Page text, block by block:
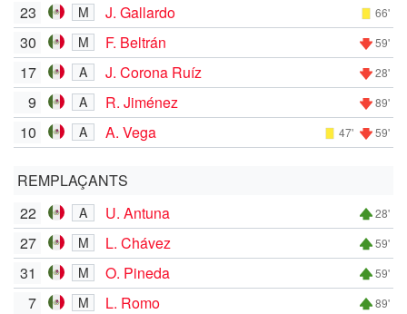
23
M J. Gallardo 66'
30 M F. Beltrán 59'
17 A J. Corona Ruíz 28'
9 A R. Jiménez 89'
10 A A. Vega 47' 59'
REMPLAÇANTS
22
A U. Antuna 28'
27 M L. Chávez 59'
31 M O. Pineda 59'
7 M L. Romo 89'